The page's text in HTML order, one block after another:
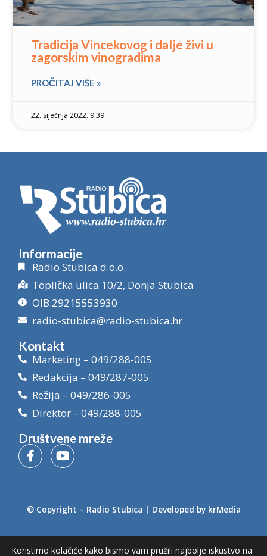
Tradicija Vincekovog i dalje živi u
zagorskim vinogradima
PROČITAJ VIŠE »
22. siječnja 2022. 9:39
Informacije
Radio Stubica d.o.o.
Toplička ulica 10/2, Donja Stubica
OIB:29215553930
radio-stubica@radio-stubica.hr
Kontakt
Marketing – 049/288-005
Redakcija – 049/287-005
Režija – 049/286-005
Direktor – 049/288-005
Društvene mreže
© Copyright – Radio Stubica | Developed by krMedia
Koristimo kolačiće kako bismo vam pružili najbolje iskustvo na